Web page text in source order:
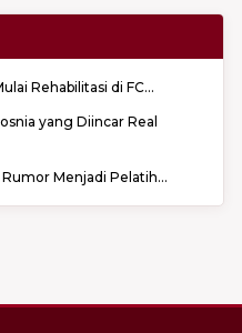
Rehabilitasi di FC...
yang Diincar Real
Menjadi Pelatih...